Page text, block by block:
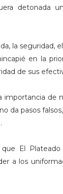
detonada
la
en la
de sus
importancia
da pasos
que El
a los